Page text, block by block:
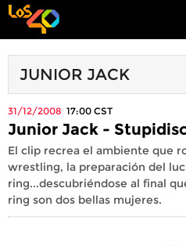
JUNIOR JACK
31/12/2008 17:00 CST
Junior Jack -
El clip recrea el ambiente que
wrestling, la preparación del
ring...descubriéndose al final
ring son dos bellas mujeres.